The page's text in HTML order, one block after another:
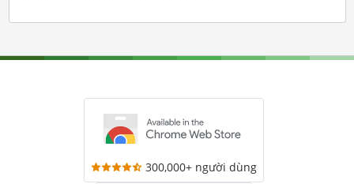
300,000+ người dùng